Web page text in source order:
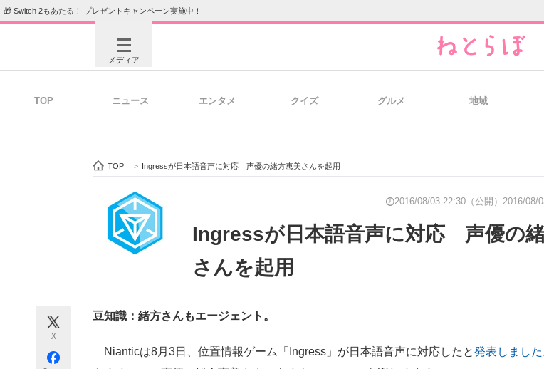
🎁 Switch 2もあたる！ プレゼントキャンペーン実施中！
メディア
ビジネスと働き方のヒント
ITエンジニア向け専門サイト 企業向けIT製品の総合サイト
TOP ニュース エンタメ クイズ グルメ 地域
TOP > Ingressが日本語音声に対応 声優の緒方恵美さんを起用
2016/08/03 22:30（公開） 2016/08/
Ingressが日本語音声に対応 声優の
さんを起用
X
豆知識：緒方さんもエージェント。
Nianticは8月3日、位置情報ゲーム「Ingress」が日本語音声に対応したと発表しました